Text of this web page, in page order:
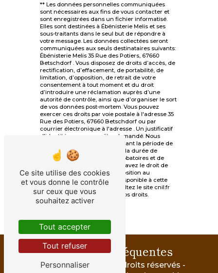
** Les données personnelles communiquées
sont nécessaires aux fins de vous contacter et
sont enregistrées dans un fichier informatisé.
Elles sont destinées à Ébénisterie Melis et ses
sous-traitants dans le seul but de répondre à
votre message. Les données collectées seront
communiquées aux seuls destinataires suivants:
Ébénisterie Melis 35 Rue des Potiers, 67660
Betschdorf . Vous disposez de droits d’accès, de
rectification, d’effacement, de portabilité, de
limitation, d’opposition, de retrait de votre
consentement à tout moment et du droit
d’introduire une réclamation auprès d’une
autorité de contrôle, ainsi que d’organiser le sort
de vos données post-mortem. Vous pouvez
exercer ces droits par voie postale à l'adresse 35
Rue des Potiers, 67660 Betschdorf ou par
courrier électronique à l'adresse . Un justificatif
d'identité pourra vous être demandé. Nous
conservons vos données pendant la période de
prise de contact puis pendant la durée de
prescription légale aux fins probatoires et de
gestion des contentieux. Vous avez le droit de
vous inscrire sur la liste d'opposition au
démarchage téléphonique, disponible à cette
adresse:Bloctel.gouv.fr . Consultez le site cnil.fr
pour plus d’informations sur vos droits.
Recherches fréquentes
Vistalid- 2026 - Tous droits réservés -
Ce site utilise des cookies
et vous donne le contrôle
sur ceux que vous
souhaitez activer
Tout accepter
Tout refuser
Personnaliser